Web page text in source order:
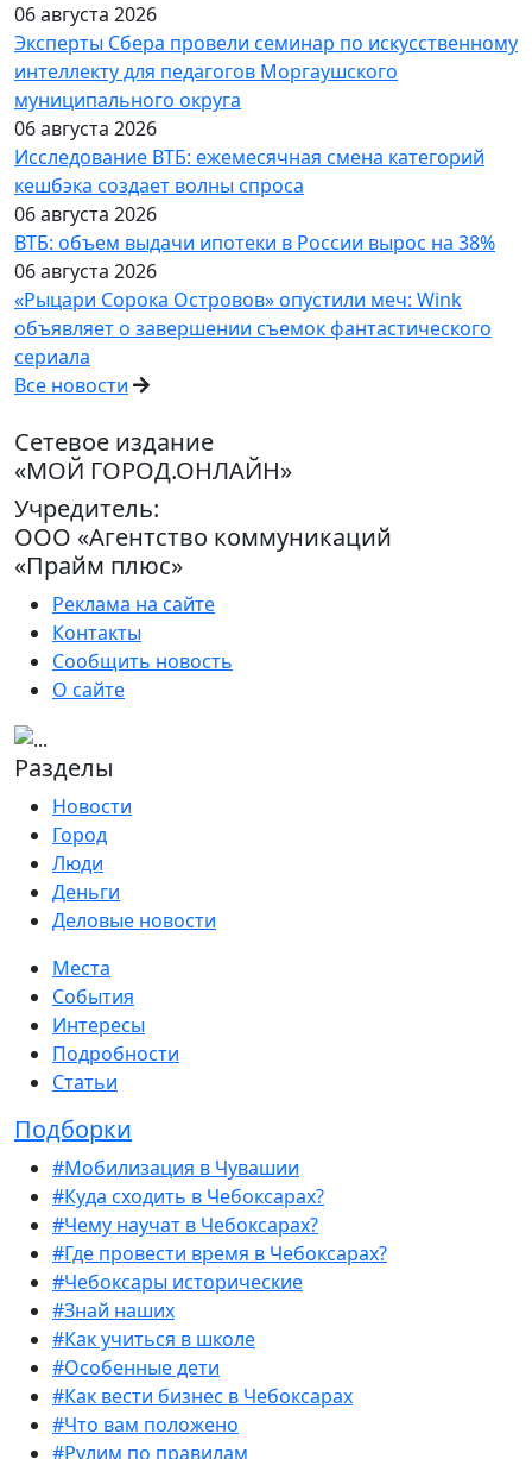
06 августа 2026
Эксперты Сбера провели семинар по искусственному
интеллекту для педагогов Моргаушского
муниципального округа
06 августа 2026
Исследование ВТБ: ежемесячная смена категорий
кешбэка создает волны спроса
06 августа 2026
ВТБ: объем выдачи ипотеки в России вырос на 38%
06 августа 2026
«Рыцари Сорока Островов» опустили меч: Wink
объявляет о завершении съемок фантастического
сериала
Все новости
Сетевое издание
«МОЙ ГОРОД.ОНЛАЙН»
Учредитель:
ООО «Агентство коммуникаций
«Прайм плюс»
Реклама на сайте
Контакты
Сообщить новость
О сайте
Разделы
Новости
Город
Люди
Деньги
Деловые новости
Места
События
Интересы
Подробности
Статьи
Подборки
#Мобилизация в Чувашии
#Куда сходить в Чебоксарах?
#Чему научат в Чебоксарах?
#Где провести время в Чебоксарах?
#Чебоксары исторические
#Знай наших
#Как учиться в школе
#Особенные дети
#Как вести бизнес в Чебоксарах
#Что вам положено
#Рулим по правилам